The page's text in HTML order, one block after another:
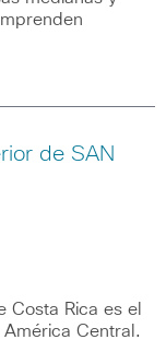
de SAN
Costa Rica es el
Central.